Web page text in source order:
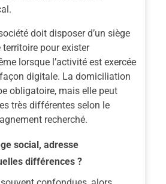
doit disposer d’un siège
pour exister
lorsque l’activité est exercée
digitale. La domiciliation
obligatoire, mais elle peut
très différentes selon le
recherché.
social, adresse
différences ?